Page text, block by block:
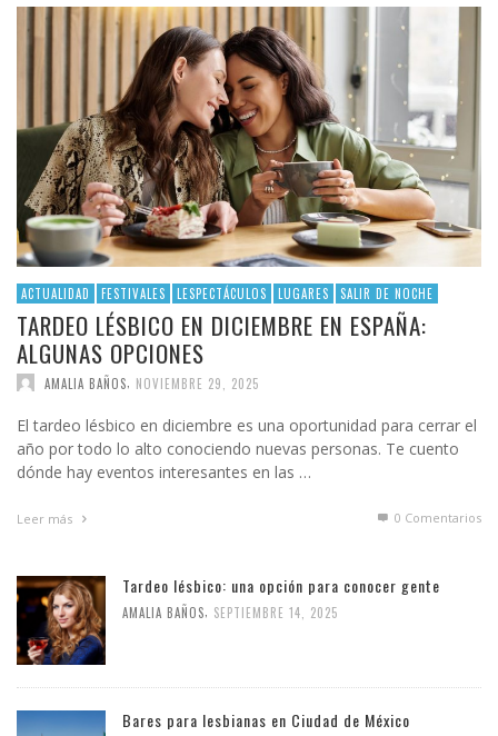
ACTUALIDAD FESTIVALES LESPECTÁCULOS LUGARES SALIR DE NOCHE
TARDEO LÉSBICO EN DICIEMBRE EN ESPAÑA:
ALGUNAS OPCIONES
AMALIA BAÑOS NOVIEMBRE 29, 2025
El tardeo lésbico en diciembre es una oportunidad para cerrar el
año por todo lo alto conociendo nuevas personas. Te cuento
dónde hay eventos interesantes en las …
Leer más 0 Comentarios
Tardeo lésbico: una opción para conocer gente
AMALIA BAÑOS, SEPTIEMBRE 14, 2025
Bares para lesbianas en Ciudad de México